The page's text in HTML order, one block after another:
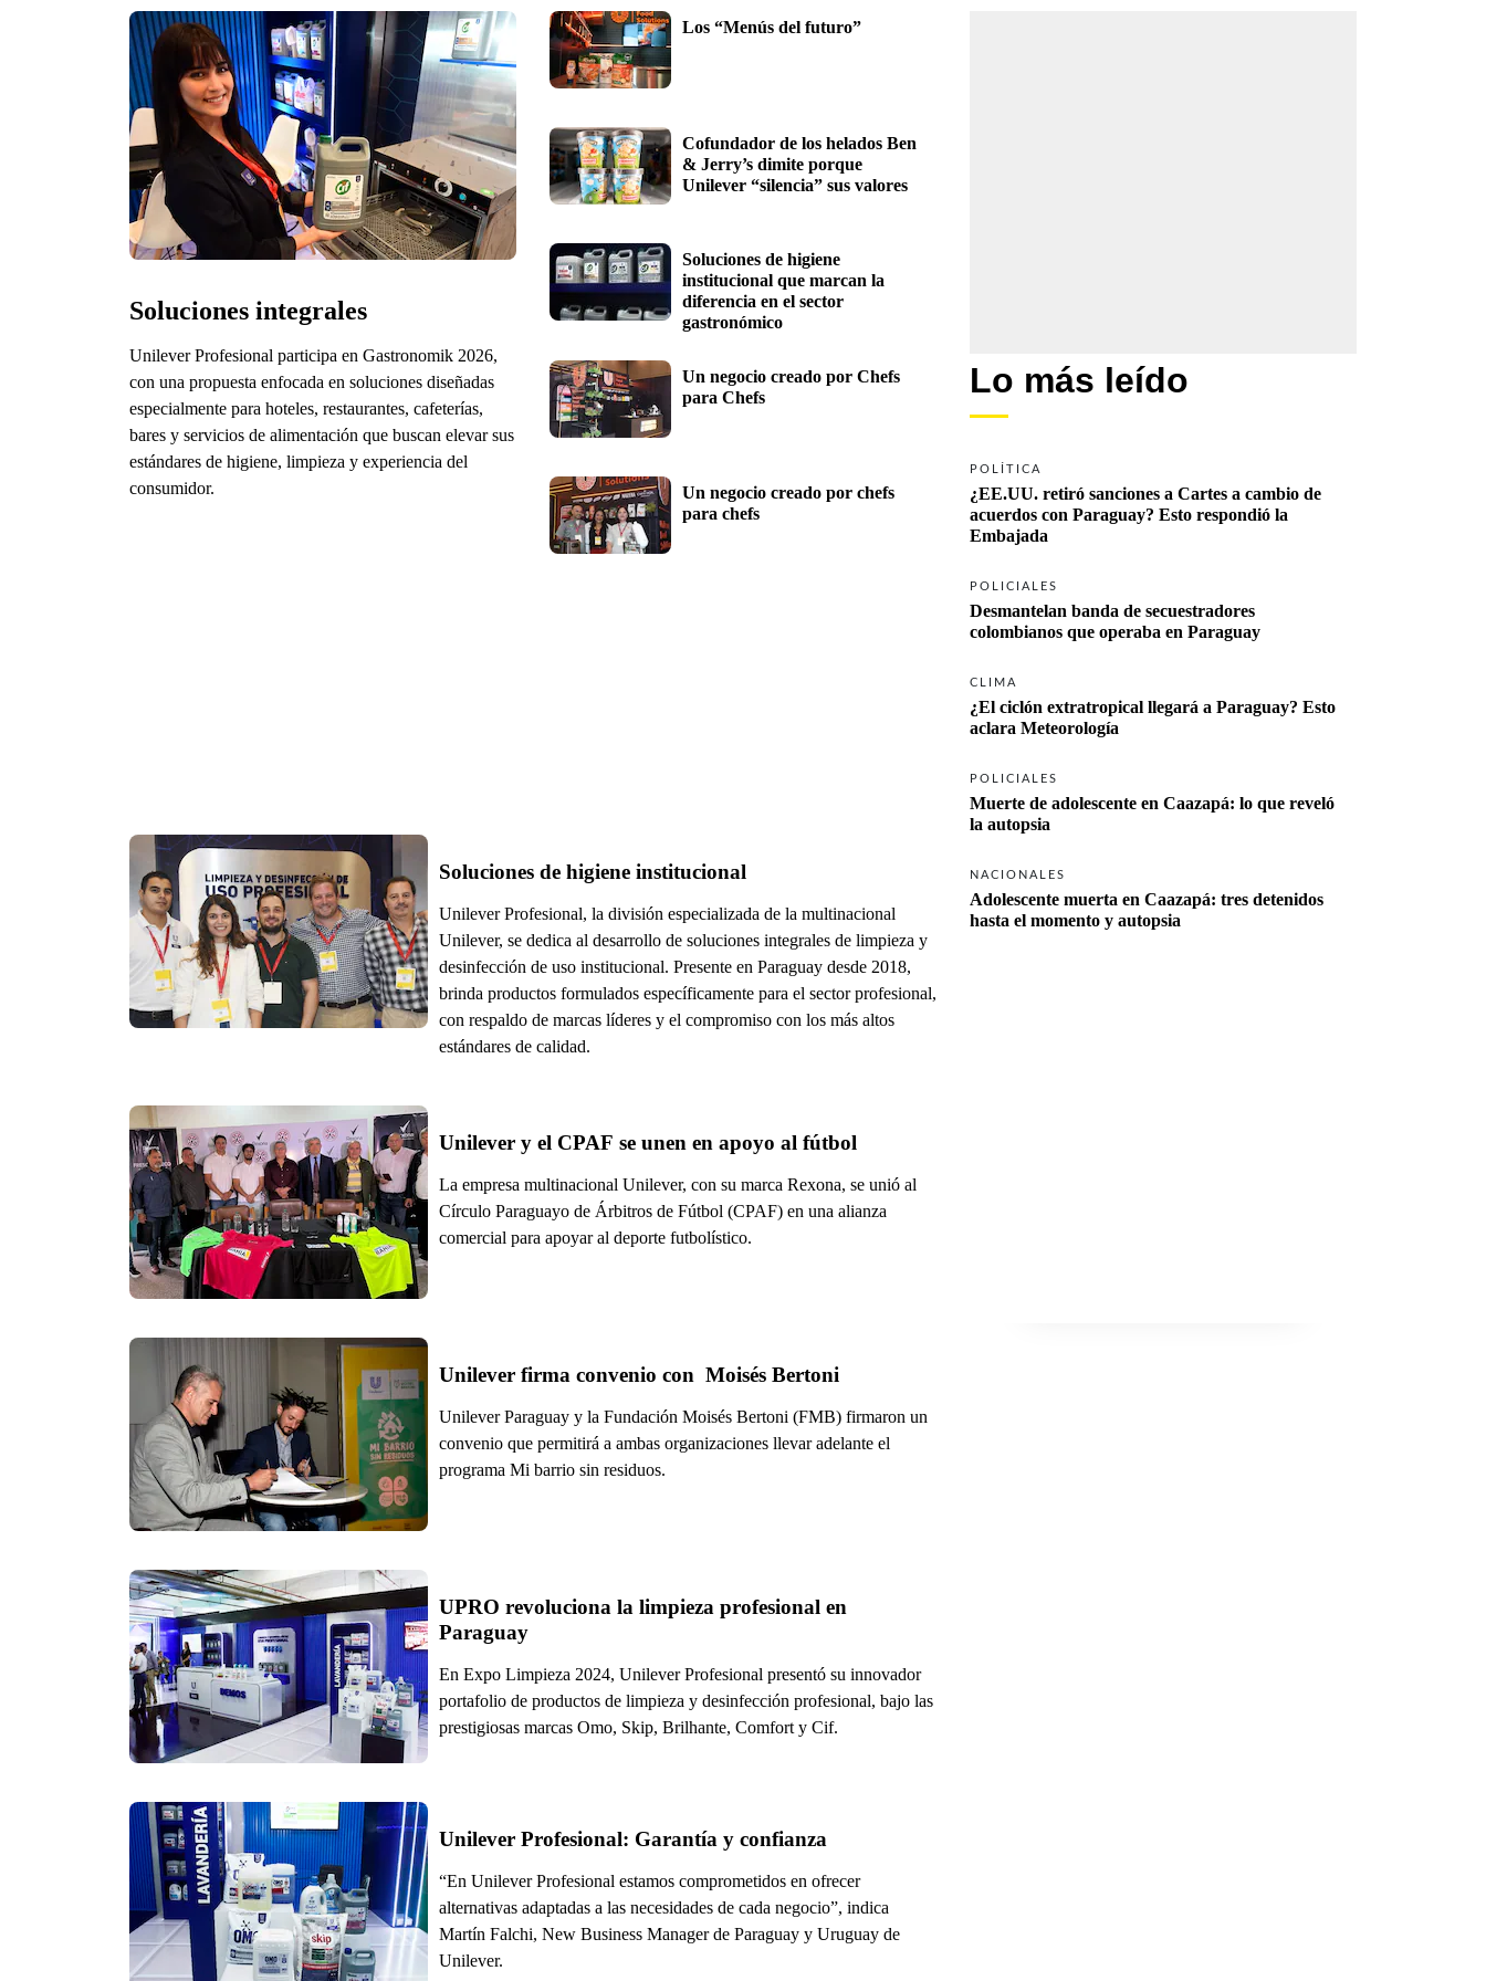
Soluciones integrales
Unilever Profesional participa en Gastronomik 2026,
con una propuesta enfocada en soluciones diseñadas
especialmente para hoteles, restaurantes, cafeterías,
bares y servicios de alimentación que buscan elevar sus
estándares de higiene, limpieza y experiencia del
consumidor.
Los “Menús del futuro”
Cofundador de los helados Ben
& Jerry’s dimite porque
Unilever “silencia” sus valores
Soluciones de higiene
institucional que marcan la
diferencia en el sector
gastronómico
Un negocio creado por Chefs
para Chefs
Un negocio creado por chefs
para chefs
Soluciones de higiene institucional
Unilever Profesional, la división especializada de la multinacional
Unilever, se dedica al desarrollo de soluciones integrales de limpieza y
desinfección de uso institucional. Presente en Paraguay desde 2018,
brinda productos formulados específicamente para el sector profesional,
con respaldo de marcas líderes y el compromiso con los más altos
estándares de calidad.
Unilever y el CPAF se unen en apoyo al fútbol
La empresa multinacional Unilever, con su marca Rexona, se unió al
Círculo Paraguayo de Árbitros de Fútbol (CPAF) en una alianza
comercial para apoyar al deporte futbolístico.
Unilever firma convenio con  Moisés Bertoni
Unilever Paraguay y la Fundación Moisés Bertoni (FMB) firmaron un
convenio que permitirá a ambas organizaciones llevar adelante el
programa Mi barrio sin residuos.
UPRO revoluciona la limpieza profesional en
Paraguay
En Expo Limpieza 2024, Unilever Profesional presentó su innovador
portafolio de productos de limpieza y desinfección profesional, bajo las
prestigiosas marcas Omo, Skip, Brilhante, Comfort y Cif.
Unilever Profesional: Garantía y confianza
“En Unilever Profesional estamos comprometidos en ofrecer
alternativas adaptadas a las necesidades de cada negocio”, indica
Martín Falchi, New Business Manager de Paraguay y Uruguay de
Unilever.
Lo más leído
POLÍTICA
¿EE.UU. retiró sanciones a Cartes a cambio de
acuerdos con Paraguay? Esto respondió la
Embajada
POLICIALES
Desmantelan banda de secuestradores
colombianos que operaba en Paraguay
CLIMA
¿El ciclón extratropical llegará a Paraguay? Esto
aclara Meteorología
POLICIALES
Muerte de adolescente en Caazapá: lo que reveló
la autopsia
NACIONALES
Adolescente muerta en Caazapá: tres detenidos
hasta el momento y autopsia